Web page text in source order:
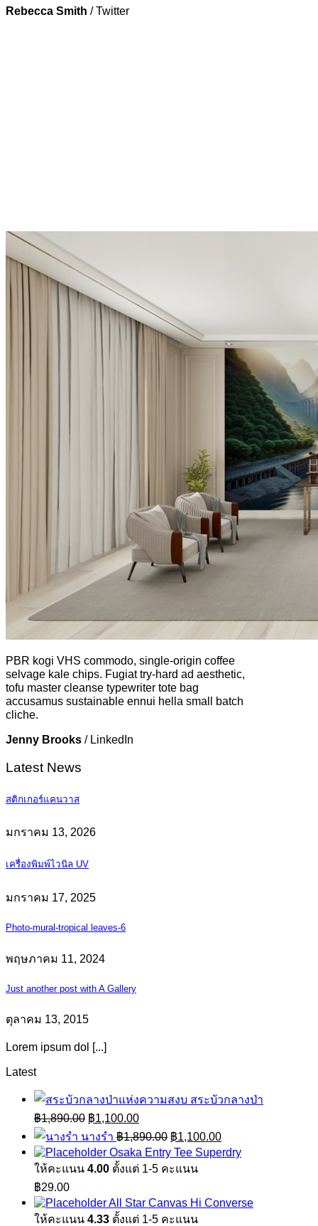
Rebecca Smith /Twitter
PBR kogi VHS commodo, single-origin coffee
selvage kale chips. Fugiat try-hard ad aesthetic,
tofu master cleanse typewriter tote bag
accusamus sustainable ennui hella small batch
cliche.
Jenny Brooks / LinkedIn
Latest News
สติกเกอร์แคนวาส
มกราคม 13, 2026
เครื่องพิมพ์ไวนิล UV
มกราคม 17, 2025
Photo-mural-tropical leaves-6
พฤษภาคม 11, 2024
Just another post with A Gallery
ตุลาคม 13, 2015
Lorem ipsum dol [...]
Latest
สระบัวกลางป่า
฿1,890.00 Original
price
was:
฿1,890.00.
฿1,100.00Current
price
is:
฿1,100.00.
นางรำ ฿1,890.00 Original
price
was:
฿1,890.00.
฿1,100.00Current
price
is:
Osaka Entry Tee Superdry
ให้คะแนน 4.00 ตั้งแต่ 1-5 คะแนน
฿29.00
All Star Canvas Hi Converse
ให้คะแนน 4.33 ตั้งแต่ 1-5 คะแนน